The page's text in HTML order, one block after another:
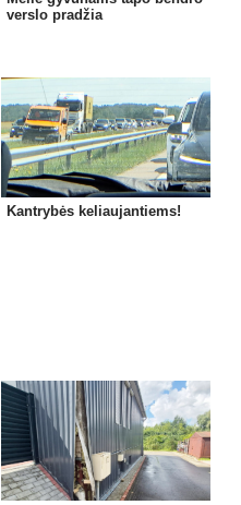
verslo pradžia
Kantrybės keliaujantiems!